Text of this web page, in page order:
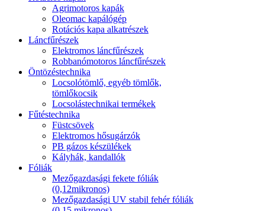
Agrimotoros kapák
Oleomac kapálógép
Rotációs kapa alkatrészek
Láncfűrészek
Elektromos láncfűrészek
Robbanómotoros láncfűrészek
Öntözéstechnika
Locsolótömlő, egyéb tömlők,
tömlőkocsik
Locsolástechnikai termékek
Fűtéstechnika
Füstcsövek
Elektromos hősugárzók
PB gázos készülékek
Kályhák, kandallók
Fóliák
Mezőgazdasági fekete fóliák
(0,12mikronos)
Mezőgazdasági UV stabil fehér fóliák